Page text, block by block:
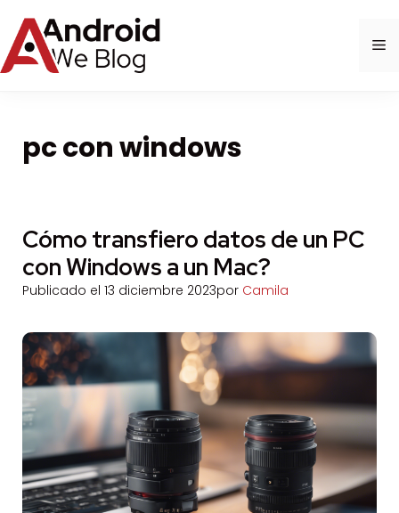
al
contenido
pc con windows
Cómo transfiero datos de un PC
con Windows a un Mac?
Publicado el 13 diciembre 2023por Camila